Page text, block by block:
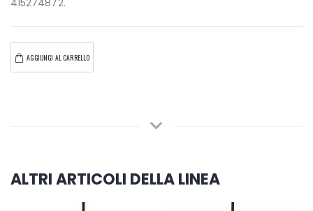
AGGIUNGI AL CARRELLO
ALTRI ARTICOLI DELLA LINEA